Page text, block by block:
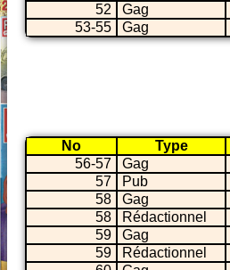
52
Gag
53-55
Gag
No Type
56-57
Gag
57
Pub
58
Gag
58
Rédactionnel
59
Gag
59
Rédactionnel